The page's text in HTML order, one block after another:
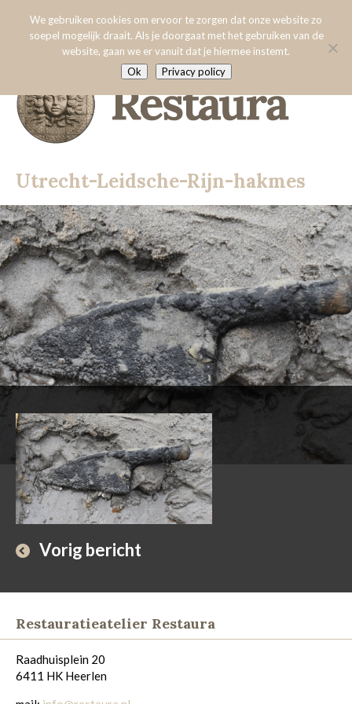
Menu:Utrecht-Leidsche-Rijn-hakmes
Over Restaura
Algemene voorwaarden
Specialisaties
3D-scannen
Glas
Hout
Leer
Metaal
Steen
Onderzoek
Vrienden van Restaura
Nieuws
Contact
Utrecht-Leidsche-Rijn-hakmes
Vorig bericht
Restauratieatelier Restaura
Raadhuisplein 20
6411 HK Heerlen
We gebruiken cookies om ervoor te zorgen dat onze website zo
soepel mogelijk draait. Als je doorgaat met het gebruiken van de
website, gaan we er vanuit dat je hiermee instemt.
Ok
Privacy policy